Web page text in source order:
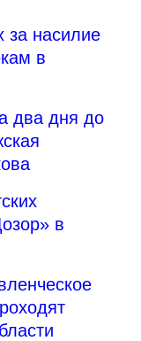
за насилие
в
два дня до
в